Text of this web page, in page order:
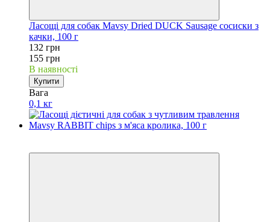
Ласощі для собак Mavsy Dried DUCK Sausage сосиски з
качки, 100 г
132 грн
155 грн
В наявності
Купити
Вага
0,1 кг